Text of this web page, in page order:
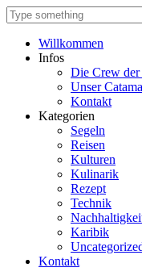
Willkommen
Infos
Die Crew
Unser
Kontakt
Kategorien
Segeln
Reisen
Kulturen
Kulinarik
Rezept
Technik
Karibik
Kontakt